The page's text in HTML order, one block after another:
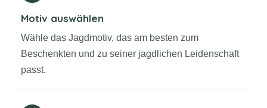
Motiv auswählen
Wähle das Jagdmotiv, das am besten zum
Beschenkten und zu seiner jagdlichen Leidenschaft
passt.